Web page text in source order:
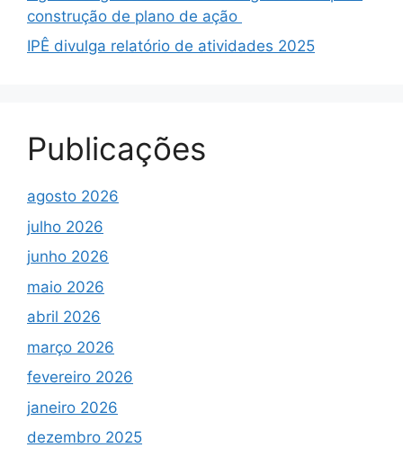
construção de plano de ação
IPÊ divulga relatório de atividades 2025
Publicações
agosto 2026
julho 2026
junho 2026
maio 2026
abril 2026
março 2026
fevereiro 2026
janeiro 2026
dezembro 2025